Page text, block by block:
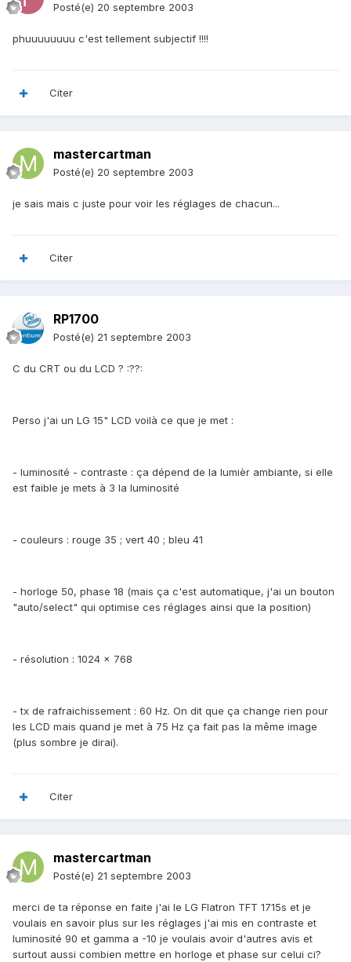
Posté(e) 20 septembre 2003
phuuuuuuuu c'est tellement subjectif !!!!
Citer
mastercartman
Posté(e) 20 septembre 2003
je sais mais c juste pour voir les réglages de chacun...
Citer
RP1700
Posté(e) 21 septembre 2003
C du CRT ou du LCD ? :??:
Perso j'ai un LG 15" LCD voilà ce que je met :
- luminosité - contraste : ça dépend de la lumièr ambiante, si elle
est faible je mets à 3 la luminosité
- couleurs : rouge 35 ; vert 40 ; bleu 41
- horloge 50, phase 18 (mais ça c'est automatique, j'ai un bouton
"auto/select" qui optimise ces réglages ainsi que la position)
- résolution : 1024 x 768
- tx de rafraichissement : 60 Hz. On dit que ça change rien pour
les LCD mais quand je met à 75 Hz ça fait pas la même image
(plus sombre je dirai).
Citer
mastercartman
Posté(e) 21 septembre 2003
merci de ta réponse en faite j'ai le LG Flatron TFT 1715s et je
voulais en savoir plus sur les réglages j'ai mis en contraste et
luminosité 90 et gamma a -10 je voulais avoir d'autres avis et
surtout aussi combien mettre en horloge et phase sur celui ci?